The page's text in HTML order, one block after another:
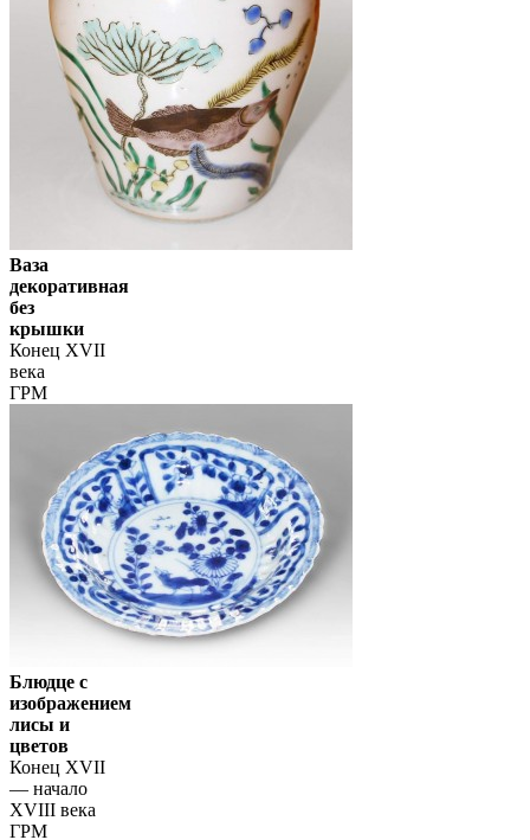
Ваза
декоративная
без
крышки
Конец XVII
века
ГРМ
Блюдце с
изображением
лисы и
цветов
Конец XVII
— начало
XVIII века
ГРМ